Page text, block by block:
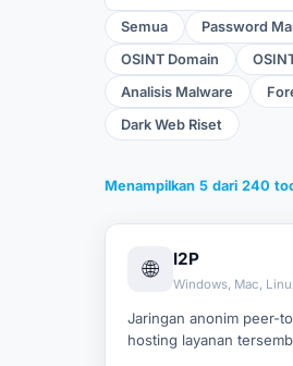
Semua Password
OSINT Domain
Analisis Malware
Dark Web Riset
Menampilkan 5 dari 240
🌐 I2P
Windows, Mac,
Jaringan anonim peer-
hosting layanan